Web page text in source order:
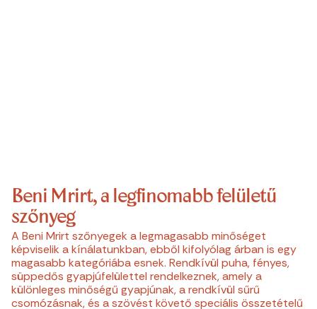
Beni Mrirt, a legfinomabb felületű
szőnyeg
A Beni Mrirt szőnyegek a legmagasabb minőséget
képviselik a kínálatunkban, ebből kifolyólag árban is egy
magasabb kategóriába esnek. Rendkívül puha, fényes,
süppedős gyapjúfelülettel rendelkeznek, amely a
különleges minőségű gyapjúnak, a rendkívül sűrű
csomózásnak, és a szövést követő speciális összetételű